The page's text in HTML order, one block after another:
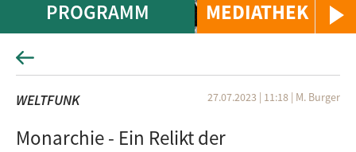
MEDIATHEK
PROGRAMM
WELTFUNK 27.07.2023 | 11:18 | M. Burger
Monarchie - Ein Relikt der